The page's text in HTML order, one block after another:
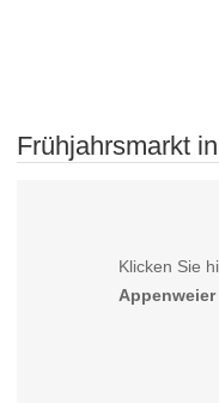
Frühjahrsmarkt
Klicken Sie
Appenweier